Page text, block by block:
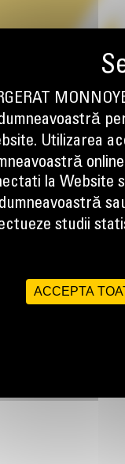
Utilizarea
la Website
dumneavoastră
studii
ACCEPTA